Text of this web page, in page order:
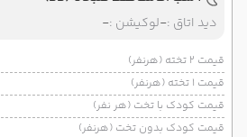
دید اتاق :-لوکیشن :-
قیمت 2 تخته (هرنفر)
قیمت 1 تخته (هرنفر)
قیمت کودک با تخت (هر نفر)
قیمت کودک بدون تخت (هرنفر)